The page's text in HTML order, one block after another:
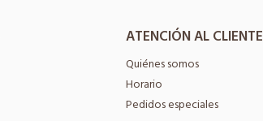
ATENCIÓN AL CLIENTE
Quiénes somos
Horario
Pedidos especiales